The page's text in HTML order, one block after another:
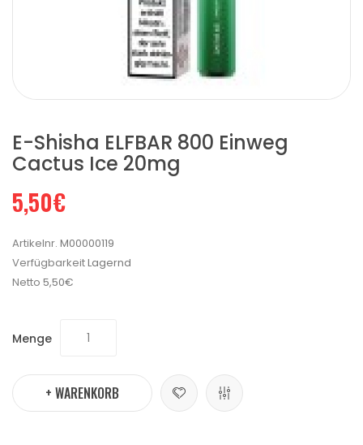
E-Shisha ELFBAR 800 Einweg
Cactus Ice 20mg
5,50€
Artikelnr. M00000119
VerfügbarkeitLagernd
Netto 5,50€
Menge
+ WARENKORB